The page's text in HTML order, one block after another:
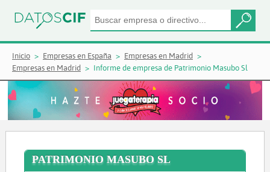
Inicio Empresas en España
Empresas en Madrid
Empresas en Madrid
Informe de empresa de Patrimonio Masubo Sl
PATRIMONIO MASUBO SL